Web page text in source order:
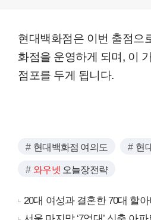
현대백화점은 이번 출점으
화점을 운영하게 되며, 이
점포를 두게 됩니다.
현대백화점 여의도 현
와우넷 오늘장전략
20대 여성과 결혼한 70대 할